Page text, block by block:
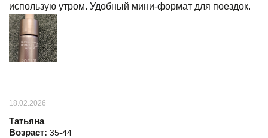
использую утром. Удобный мини-формат для поездок.
18.02.2026
Татьяна
Возраст: 35-44